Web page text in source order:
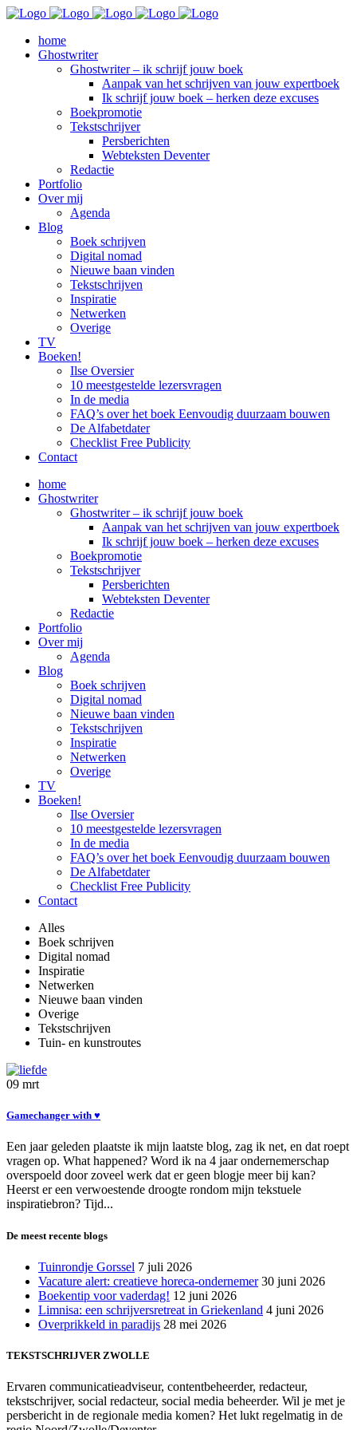
home
Ghostwriter
Ghostwriter – ik schrijf jouw boek
Aanpak van het schrijven van jouw expertboek
Ik schrijf jouw boek – herken deze excuses
Boekpromotie
Tekstschrijver
Persberichten
Webteksten Deventer
Redactie
Portfolio
Over mij
Agenda
Blog
Boek schrijven
Digital nomad
Nieuwe baan vinden
Tekstschrijven
Inspiratie
Netwerken
Overige
TV
Boeken!
Ilse Oversier
10 meestgestelde lezersvragen
In de media
FAQ’s over het boek Eenvoudig duurzaam bouwen
De Alfabetdater
Checklist Free Publicity
Contact
home
Ghostwriter
Ghostwriter – ik schrijf jouw boek
Aanpak van het schrijven van jouw expertboek
Ik schrijf jouw boek – herken deze excuses
Boekpromotie
Tekstschrijver
Persberichten
Webteksten Deventer
Redactie
Portfolio
Over mij
Agenda
Blog
Boek schrijven
Digital nomad
Nieuwe baan vinden
Tekstschrijven
Inspiratie
Netwerken
Overige
TV
Boeken!
Ilse Oversier
10 meestgestelde lezersvragen
In de media
FAQ’s over het boek Eenvoudig duurzaam bouwen
De Alfabetdater
Checklist Free Publicity
Contact
Alles
Boek schrijven
Digital nomad
Inspiratie
Netwerken
Nieuwe baan vinden
Overige
Tekstschrijven
Tuin- en kunstroutes
09 mrt
Gamechanger with ♥
Een jaar geleden plaatste ik mijn laatste blog, zag ik net, en dat roept
vragen op. What happened? Word ik na 4 jaar ondernemerschap
overspoeld door zoveel werk dat er geen blogje meer bij kan?
Heerst er een verwoestende droogte rondom mijn tekstuele
inspiratiebron? Tijd...
De meest recente blogs
Tuinrondje Gorssel 7 juli 2026
Vacature alert: creatieve horeca-ondernemer 30 juni 2026
Boekentip voor vaderdag! 12 juni 2026
Limnisa: een schrijversretreat in Griekenland 4 juni 2026
Overprikkeld in paradijs 28 mei 2026
TEKSTSCHRIJVER ZWOLLE
Ervaren communicatieadviseur, contentbeheerder, redacteur,
tekstschrijver, social redacteur, social media beheerder. Wil je met je
persbericht in de regionale media komen? Het lukt regelmatig in de